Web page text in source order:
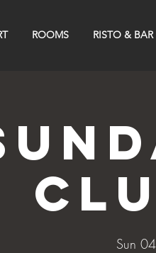
ROOMS RISTO & BAR
Sun